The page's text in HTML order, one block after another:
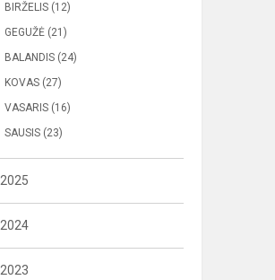
BIRŽELIS (12)
GEGUŽĖ (21)
BALANDIS (24)
KOVAS (27)
VASARIS (16)
SAUSIS (23)
2025
2024
2023